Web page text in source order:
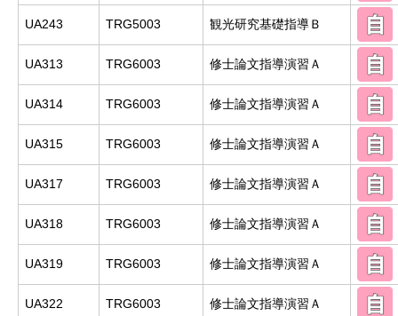
UA243 TRG5003 観光研究基礎指導Ｂ
UA313 TRG6003 修士論文指導演習Ａ
UA314 TRG6003 修士論文指導演習Ａ
UA315 TRG6003 修士論文指導演習Ａ
UA317 TRG6003 修士論文指導演習Ａ
UA318 TRG6003 修士論文指導演習Ａ
UA319 TRG6003 修士論文指導演習Ａ
UA322 TRG6003 修士論文指導演習Ａ